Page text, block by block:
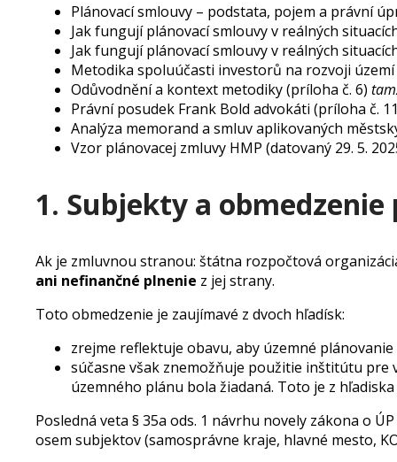
Plánovací smlouvy – podstata, pojem a právní
Jak fungují plánovací smlouvy v reálných
Jak fungují plánovací smlouvy v reálných
Metodika spoluúčasti investorů na rozvoji
Odůvodnění a kontext metodiky (príloha č. 6)
Právní posudek Frank Bold advokáti (príloha č.
Analýza memorand a smluv aplikovaných
Vzor plánovacej zmluvy HMP (datovaný 29. 5.
1. Subjekty a
Ak je zmluvnou stranou: štátna rozpočtová
ani nefinančné plnenie z jej strany.
Toto obmedzenie je zaujímavé z dvoch hľadísk:
zrejme reflektuje obavu, aby územné
súčasne však znemožňuje použitie inštitútu
územného plánu bola žiadaná. Toto je z
Posledná veta § 35a ods. 1 návrhu novely zákona o
osem subjektov (samosprávne kraje, hlavné mesto,